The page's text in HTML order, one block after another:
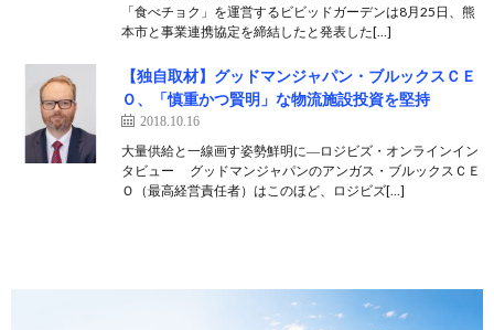
「食べチョク」を運営するビビッドガーデンは8月25日、熊
本市と事業連携協定を締結したと発表した[…]
【独自取材】グッドマンジャパン・ブルックスＣＥ
Ｏ、「慎重かつ賢明」な物流施設投資を堅持
2018.10.16
大量供給と一線画す姿勢鮮明に―ロジビズ・オンラインイン
タビュー グッドマンジャパンのアンガス・ブルックスＣＥ
Ｏ（最高経営責任者）はこのほど、ロジビズ[…]